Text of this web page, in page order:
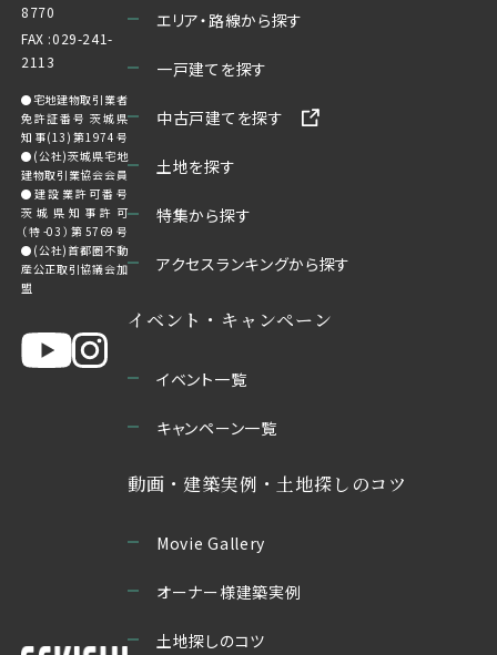
8770
FAX :029-241-
2113
●宅地建物取引業者
免許証番号 茨城県
知事(13)第1974号
●(公社)茨城県宅地
建物取引業協会会員
●建設業許可番号
茨城県知事許可
（特-03）第5769号
●(公社)首都圏不動
産公正取引協議会加
盟
エリア・路線から探す
一戸建てを探す
中古戸建てを探す
土地を探す
特集から探す
アクセスランキングから探す
イベント・キャンペーン
イベント一覧
キャンペーン一覧
動画・建築実例・土地探しのコツ
Movie Gallery
オーナー様建築実例
土地探しのコツ